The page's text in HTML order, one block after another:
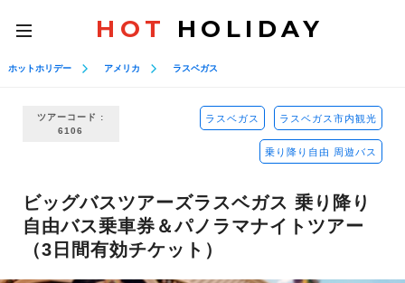
toggle
navigation
HOT HOLIDAY
ホットホリデー アメリカ ラスベガス
ツアーコード :
6106
ラスベガス ラスベガス市内観光
乗り降り自由 周遊バス
ビッグバスツアーズラスベガス 乗り降り
自由バス乗車券＆パノラマナイトツアー
（3日間有効チケット）